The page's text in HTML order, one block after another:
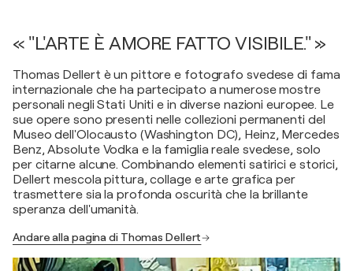
« "L'ARTE È AMORE FATTO VISIBILE." »
Thomas Dellert è un pittore e fotografo svedese di fama
internazionale che ha partecipato a numerose mostre
personali negli Stati Uniti e in diverse nazioni europee. Le
sue opere sono presenti nelle collezioni permanenti del
Museo dell'Olocausto (Washington DC), Heinz, Mercedes
Benz, Absolute Vodka e la famiglia reale svedese, solo
per citarne alcune. Combinando elementi satirici e storici,
Dellert mescola pittura, collage e arte grafica per
trasmettere sia la profonda oscurità che la brillante
speranza dell'umanità.
Andare alla pagina di Thomas Dellert